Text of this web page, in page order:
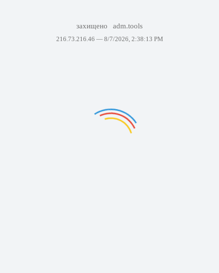
захищено adm.tools
216.73.216.46 — 8/7/2026, 2:38:13 PM